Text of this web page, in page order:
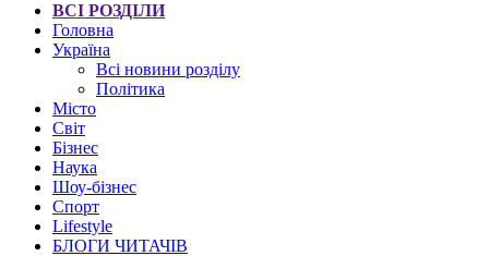
ВСІ РОЗДІЛИ
Головна
Україна
Всі новини розділу
Політика
Місто
Світ
Бізнес
Наука
Шоу-бізнес
Спорт
Lifestyle
БЛОГИ ЧИТАЧІВ